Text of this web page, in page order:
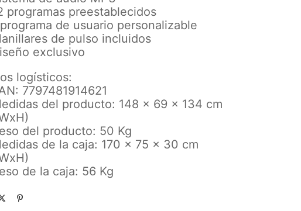
programas preestablecidos
de usuario personalizable
de pulso incluidos
exclusivo
logísticos:
7797481914621
del producto: 148 x 69 x 134 cm
del producto: 50 Kg
de la caja: 170 x 75 x 30 cm
de la caja: 56 Kg